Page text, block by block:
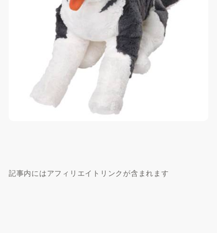
記事内にはアフィリエイトリンクが含まれます